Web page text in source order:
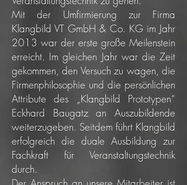
Mit der Umfirmierung zur Firma
Klangbild VT GmbH & Co. KG im Jahr
2013 war der erste große Meilenstein
erreicht. Im gleichen Jahr war die Zeit
gekommen, den Versuch zu wagen, die
Firmenphilosophie und die persönlichen
Attribute des „Klangbild Prototypen“
Eckhard Baugatz an Auszubildende
weiterzugeben. Seitdem führt Klangbild
erfolgreich die duale Ausbildung zur
Fachkraft für Veranstaltungstechnik
durch.